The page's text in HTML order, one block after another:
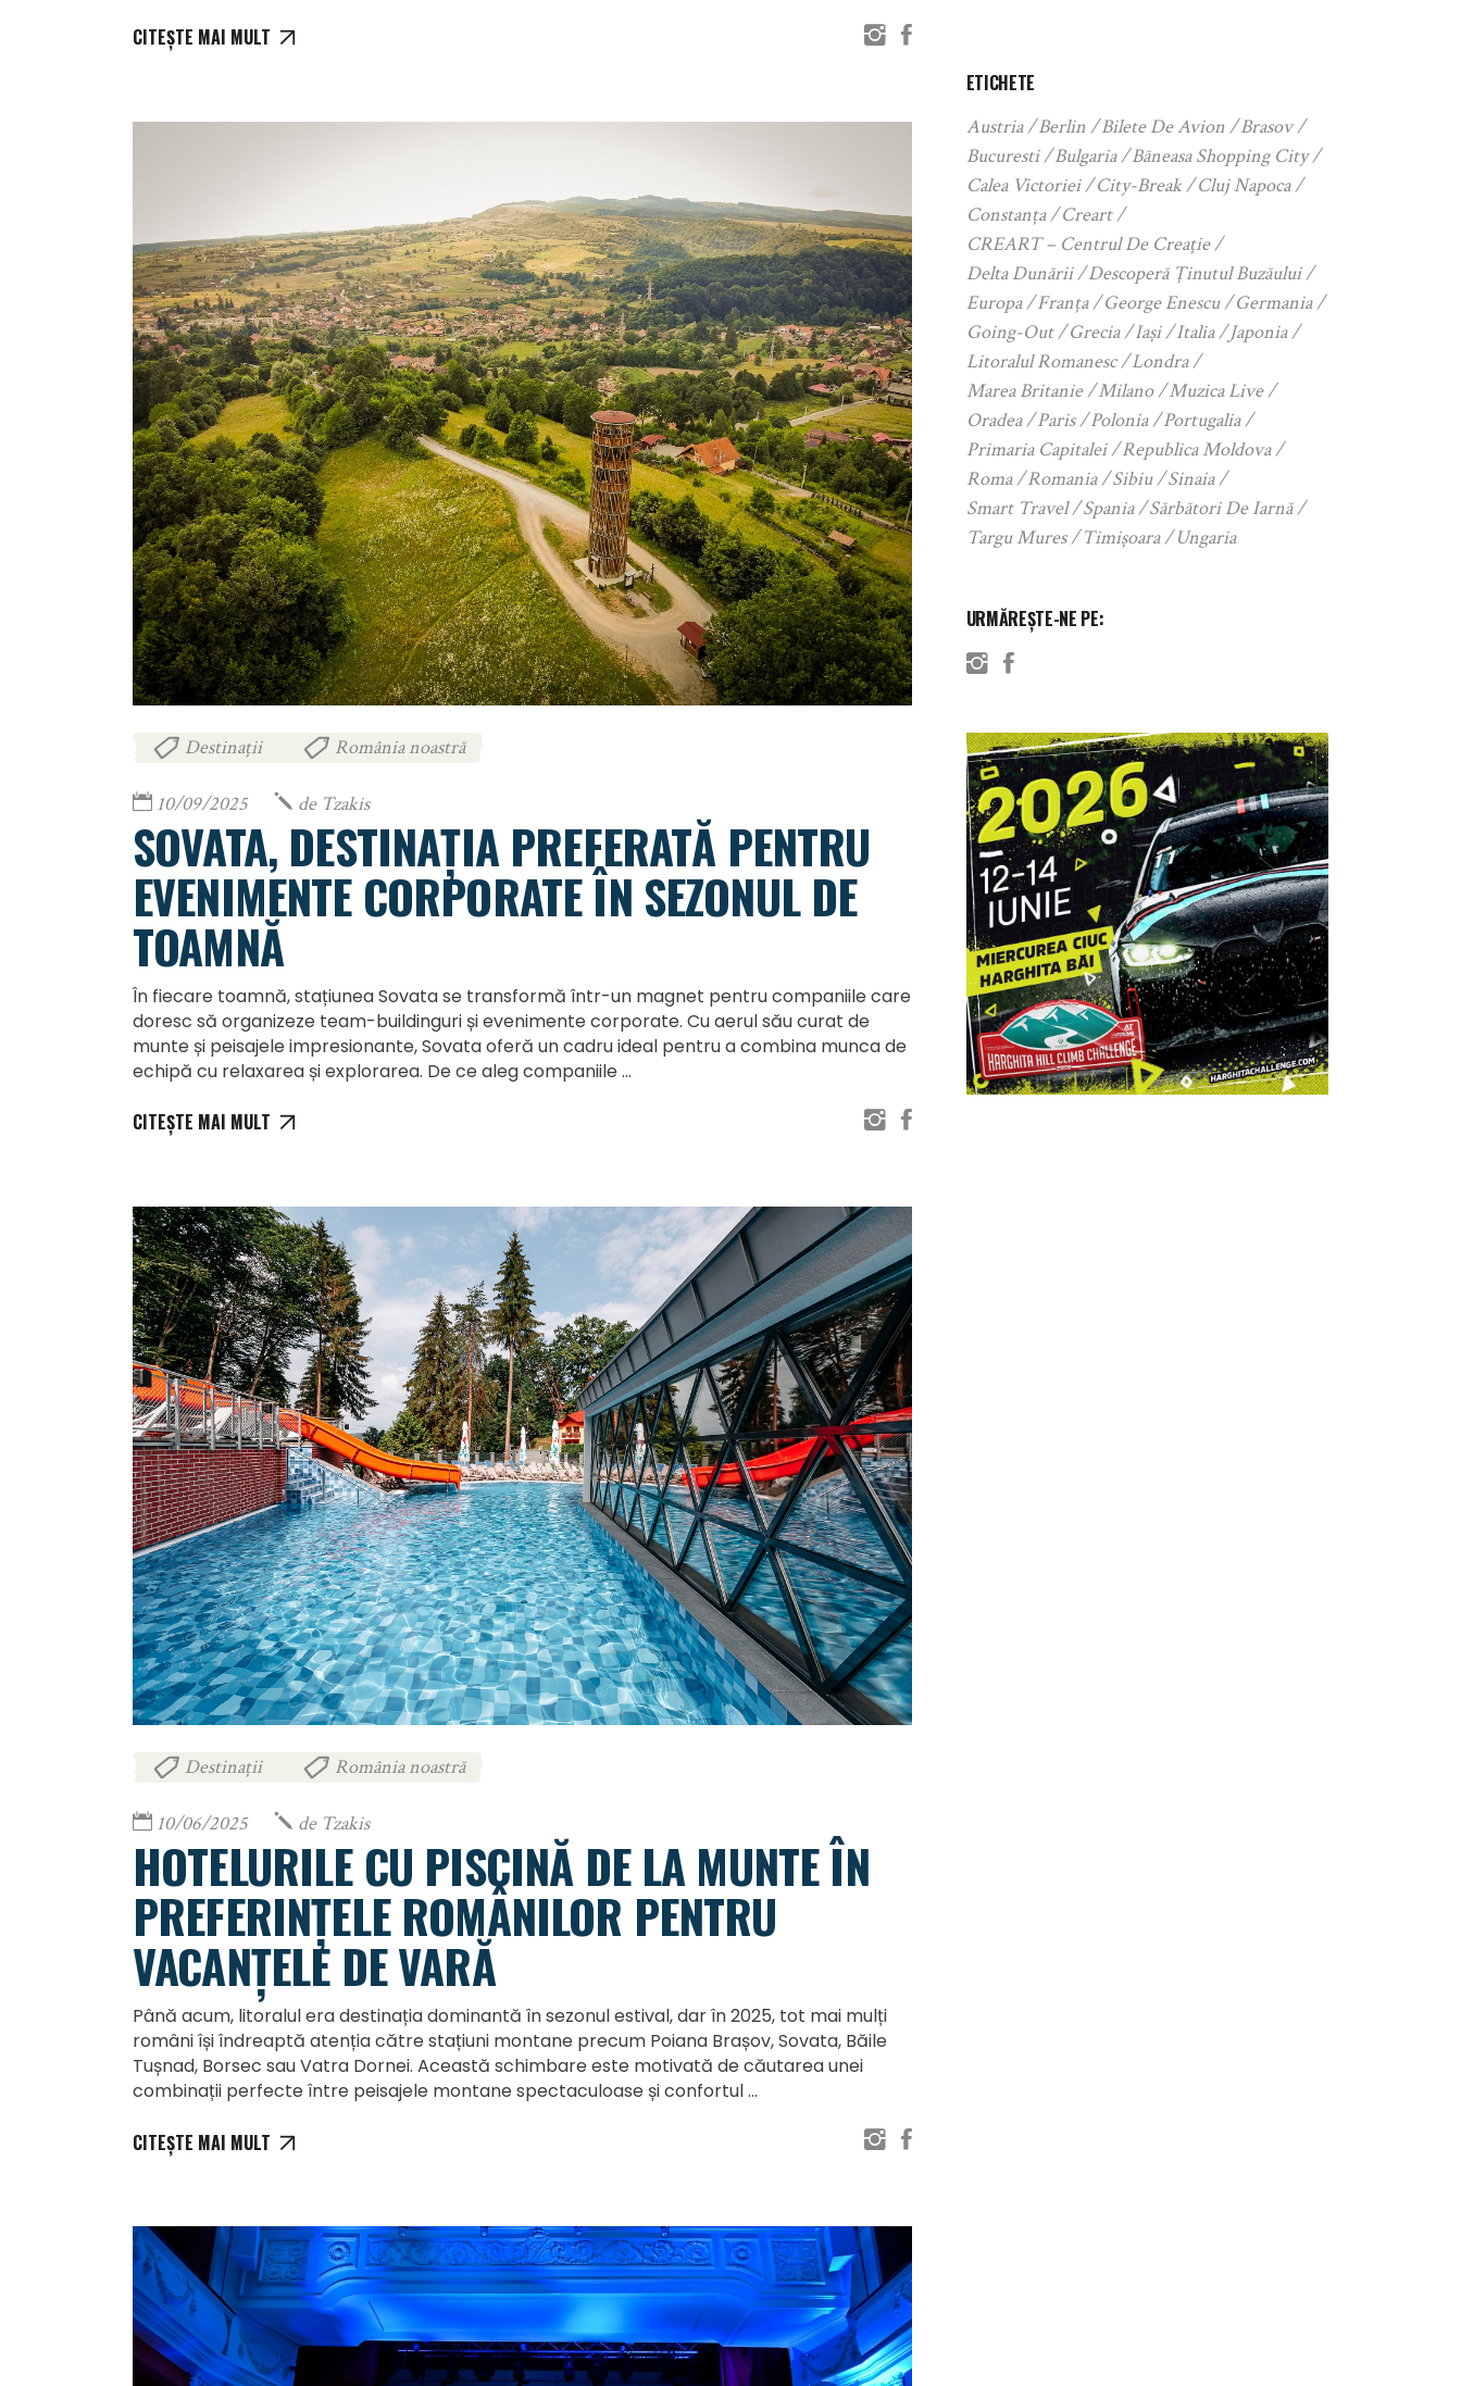
CITEȘTE MAI MULT
Destinații România noastră
10/09/2025 de Tzakis
SOVATA, DESTINAȚIA PREFERATĂ PENTRU
EVENIMENTE CORPORATE ÎN SEZONUL DE
TOAMNĂ
În fiecare toamnă, stațiunea Sovata se transformă într-un magnet pentru companiile care
doresc să organizeze team-buildinguri și evenimente corporate. Cu aerul său curat de
munte și peisajele impresionante, Sovata oferă un cadru ideal pentru a combina munca de
echipă cu relaxarea și explorarea. De ce aleg companiile
CITEȘTE MAI MULT
Destinații România noastră
10/06/2025 de Tzakis
HOTELURILE CU PISCINĂ DE LA MUNTE ÎN
PREFERINȚELE ROMÂNILOR PENTRU
VACANȚELE DE VARĂ
Până acum, litoralul era destinația dominantă în sezonul estival, dar în 2025, tot mai mulți
români își îndreaptă atenția către stațiuni montane precum Poiana Brașov, Sovata, Băile
Tușnad, Borsec sau Vatra Dornei. Această schimbare este motivată de căutarea unei
combinații perfecte între peisajele montane spectaculoase și confortul
CITEȘTE MAI MULT
ETICHETE
Austria Berlin Bilete De Avion
Brasov
Bucuresti
Bulgaria
Băneasa Shopping City
Calea Victoriei
City-Break
Cluj Napoca
Constanța
Creart
CREART – Centrul De Creație
Delta Dunării
Descoperă Ținutul Buzăului
Europa
Franța George Enescu
Germania
Going-Out
Grecia Iași Italia
Japonia
Litoralul Romanesc
Londra
Marea Britanie
Milano
Muzica Live
Oradea
Paris Polonia
Portugalia
Primaria Capitalei
Republica Moldova
Roma
Romania Sibiu
Sinaia
Smart Travel
Spania
Sărbători De Iarnă
Targu Mures
Timișoara Ungaria
URMĂREȘTE-NE PE: